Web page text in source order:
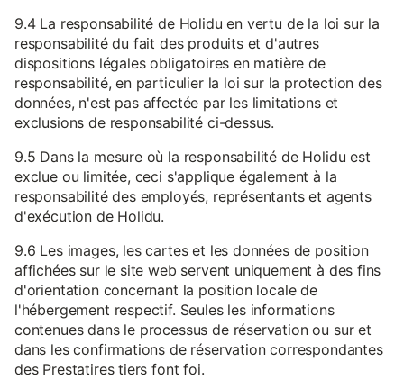
9.4 La responsabilité de Holidu en vertu de la loi sur la
responsabilité du fait des produits et d'autres
dispositions légales obligatoires en matière de
responsabilité, en particulier la loi sur la protection des
données, n'est pas affectée par les limitations et
exclusions de responsabilité ci-dessus.
9.5 Dans la mesure où la responsabilité de Holidu est
exclue ou limitée, ceci s'applique également à la
responsabilité des employés, représentants et agents
d'exécution de Holidu.
9.6 Les images, les cartes et les données de position
affichées sur le site web servent uniquement à des fins
d'orientation concernant la position locale de
l'hébergement respectif. Seules les informations
contenues dans le processus de réservation ou sur et
dans les confirmations de réservation correspondantes
des Prestatires tiers font foi.